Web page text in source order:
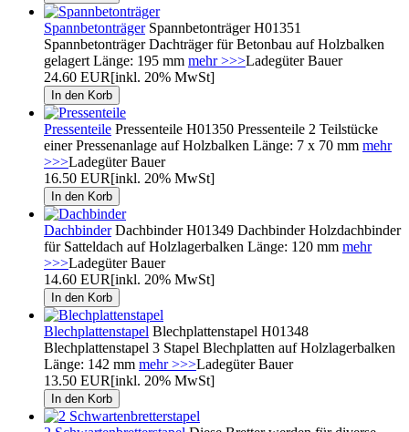
SpannbetonträgerSpannbetonträger H01351
Spannbetonträger Dachträger für Betonbau auf Holzbalken
gelagert Länge: 195 mm mehr >>>Ladegüter Bauer
24.60 EUR[inkl. 20% MwSt]
Pressenteile Pressenteile H01350 Pressenteile 2 Teilstücke
einer Pressenanlage auf Holzbalken Länge: 7 x 70 mm mehr
>>>Ladegüter Bauer
16.50 EUR[inkl. 20% MwSt]
DachbinderDachbinder H01349 Dachbinder Holzdachbinder
für Satteldach auf Holzlagerbalken Länge: 120 mm mehr
>>>Ladegüter Bauer
14.60 EUR[inkl. 20% MwSt]
Blechplattenstapel Blechplattenstapel H01348
Blechplattenstapel 3 Stapel Blechplatten auf Holzlagerbalken
Länge: 142 mm mehr >>>Ladegüter Bauer
13.50 EUR[inkl. 20% MwSt]